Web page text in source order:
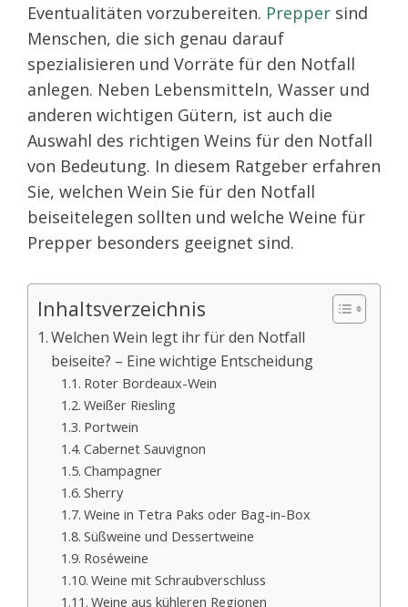
Eventualitäten vorzubereiten. Prepper sind
Menschen, die sich genau darauf
spezialisieren und Vorräte für den Notfall
anlegen. Neben Lebensmitteln, Wasser und
anderen wichtigen Gütern, ist auch die
Auswahl des richtigen Weins für den Notfall
von Bedeutung. In diesem Ratgeber erfahren
Sie, welchen Wein Sie für den Notfall
beiseitelegen sollten und welche Weine für
Prepper besonders geeignet sind.
Inhaltsverzeichnis
Welchen Wein legt ihr für den Notfall
beiseite? – Eine wichtige Entscheidung
Roter Bordeaux-Wein
Weißer Riesling
Portwein
Cabernet Sauvignon
Champagner
Sherry
Weine in Tetra Paks oder Bag-in-Box
Süßweine und Dessertweine
Roséweine
Weine mit Schraubverschluss
Weine aus kühleren Regionen